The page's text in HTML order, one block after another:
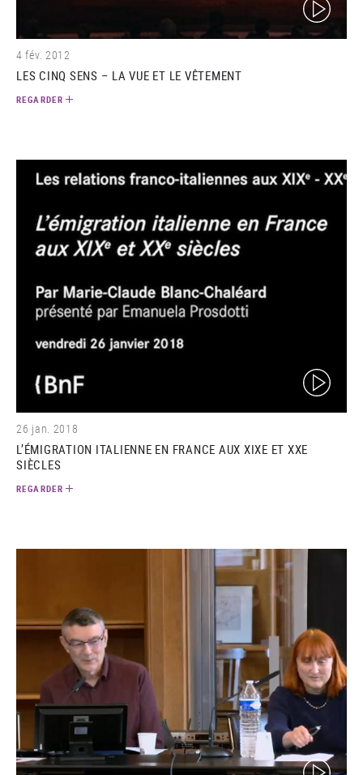
4 fév. 2012
LES CINQ SENS – LA VUE ET LE VÊTEMENT
REGARDER
(video)
26 jan. 2018
L’ÉMIGRATION ITALIENNE EN FRANCE AUX XIXE ET XXE
SIÈCLES
REGARDER
(video)